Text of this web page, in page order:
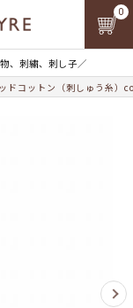
、刺繍、刺し子／
0
ドコットン（刺しゅう糸）